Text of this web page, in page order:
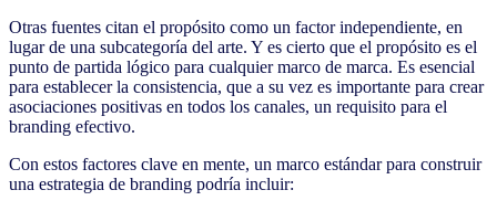
Otras fuentes citan el propósito como un factor independiente, en
lugar de una subcategoría del arte. Y es cierto que el propósito es el
punto de partida lógico para cualquier marco de marca. Es esencial
para establecer la consistencia, que a su vez es importante para crear
asociaciones positivas en todos los canales, un requisito para el
branding efectivo.
Con estos factores clave en mente, un marco estándar para construir
una estrategia de branding podría incluir: